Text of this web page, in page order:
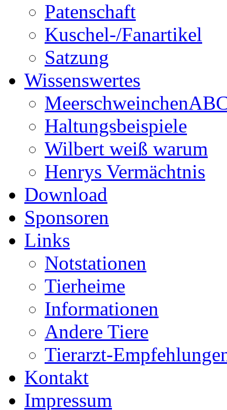
Patenschaft
Kuschel-/Fanartikel
Satzung
Wissenswertes
Haltungsbeispiele
Wilbert weiß warum
Henrys Vermächtnis
Download
Sponsoren
Links
Notstationen
Tierheime
Informationen
Andere Tiere
Tierarzt-
Kontakt
Impressum